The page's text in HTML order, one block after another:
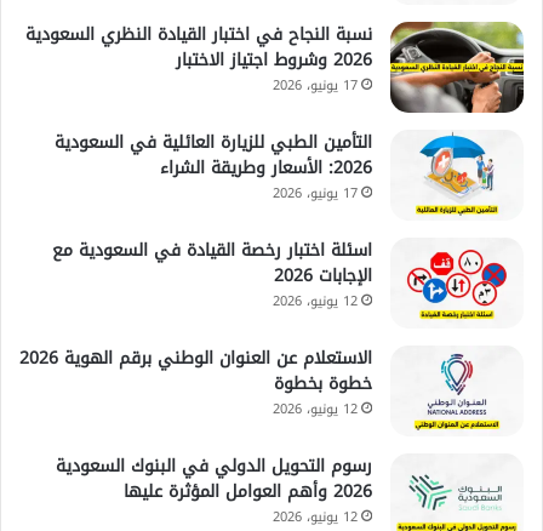
نسبة النجاح في اختبار القيادة النظري السعودية
2026 وشروط اجتياز الاختبار
17 يونيو، 2026
التأمين الطبي للزيارة العائلية في السعودية
2026: الأسعار وطريقة الشراء
17 يونيو، 2026
اسئلة اختبار رخصة القيادة في السعودية مع
الإجابات 2026
12 يونيو، 2026
الاستعلام عن العنوان الوطني برقم الهوية 2026
خطوة بخطوة
12 يونيو، 2026
رسوم التحويل الدولي في البنوك السعودية
2026 وأهم العوامل المؤثرة عليها
12 يونيو، 2026